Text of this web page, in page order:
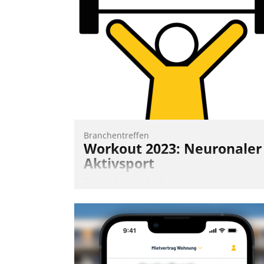
meistern und Workloads wuppen – bei
zunehmend anspruchsvollen Aufgaben
und abnehmendem Nachwuchs?
Nadja Hußmann
Branchentreffen
Workout 2023: Neuronaler
Aktivsport
aktiv und sammelten methodisch
Vernetzungsideen fürs Quartier.
Dazwischen zeigte Datatrain, was es
Neues zu bieten hat.